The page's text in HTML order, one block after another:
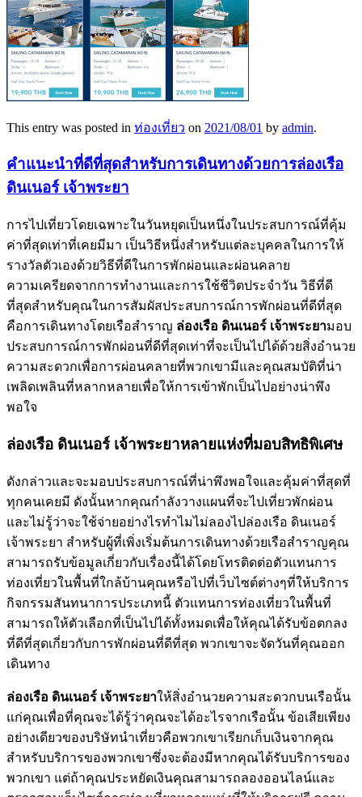
This entry was posted in ท่องเที่ยว on 2021/08/01 by admin.
คำแนะนำที่ดีที่สุดสำหรับการเดินทางด้วยการล่องเรือ
ดินเนอร์ เจ้าพระยา
การไปเที่ยวโดยเฉพาะในวันหยุดเป็นหนึ่งในประสบการณ์ที่คุ้ม
ค่าที่สุดเท่าที่เคยมีมา เป็นวิธีหนึ่งสำหรับแต่ละบุคคลในการให้
รางวัลตัวเองด้วยวิธีที่ดีในการพักผ่อนและผ่อนคลาย
ความเครียดจากการทำงานและการใช้ชีวิตประจำวัน วิธีที่ดี
ที่สุดสำหรับคุณในการสัมผัสประสบการณ์การพักผ่อนที่ดีที่สุด
คือการเดินทางโดยเรือสำราญ ล่องเรือ ดินเนอร์ เจ้าพระยามอบ
ประสบการณ์การพักผ่อนที่ดีที่สุดเท่าที่จะเป็นไปได้ด้วยสิ่งอำนวย
ความสะดวกเพื่อการผ่อนคลายที่พวกเขามีและคุณสมบัติที่น่า
เพลิดเพลินที่หลากหลายเพื่อให้การเข้าพักเป็นไปอย่างน่าพึง
พอใจ
ล่องเรือ ดินเนอร์ เจ้าพระยาหลายแห่งที่มอบสิทธิพิเศษ
ดังกล่าวและจะมอบประสบการณ์ที่น่าพึงพอใจและคุ้มค่าที่สุดที่
ทุกคนเคยมี ดังนั้นหากคุณกำลังวางแผนที่จะไปเที่ยวพักผ่อน
และไม่รู้ว่าจะใช้จ่ายอย่างไรทำไมไม่ลองไปล่องเรือ ดินเนอร์
เจ้าพระยา สำหรับผู้ที่เพิ่งเริ่มต้นการเดินทางด้วยเรือสำราญคุณ
สามารถรับข้อมูลเกี่ยวกับเรื่องนี้ได้โดยโทรติดต่อตัวแทนการ
ท่องเที่ยวในพื้นที่ใกล้บ้านคุณหรือไปที่เว็บไซต์ต่างๆที่ให้บริการ
กิจกรรมสันทนาการประเภทนี้ ตัวแทนการท่องเที่ยวในพื้นที่
สามารถให้ตัวเลือกที่เป็นไปได้ทั้งหมดเพื่อให้คุณได้รับข้อตกลง
ที่ดีที่สุดเกี่ยวกับการพักผ่อนที่ดีที่สุด พวกเขาจะจัดวันที่คุณออก
เดินทาง
ล่องเรือ ดินเนอร์ เจ้าพระยาให้สิ่งอำนวยความสะดวกบนเรือนั้น
แก่คุณเพื่อที่คุณจะได้รู้ว่าคุณจะได้อะไรจากเรือนั้น ข้อเสียเพียง
อย่างเดียวของบริษัทนำเที่ยวคือพวกเขาเรียกเก็บเงินจากคุณ
สำหรับบริการของพวกเขาซึ่งจะต้องมีหากคุณได้รับบริการของ
พวกเขา แต่ถ้าคุณประหยัดเงินคุณสามารถลองออนไลน์และ